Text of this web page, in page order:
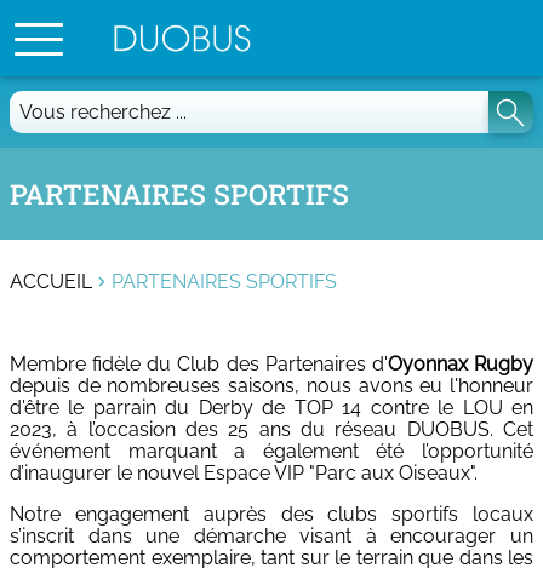
Vous
recherchez
PARTENAIRES SPORTIFS
ACCUEIL PARTENAIRES SPORTIFS
Membre fidèle du Club des Partenaires d'Oyonnax Rugby
depuis de nombreuses saisons, nous avons eu l'honneur
d'être le parrain du Derby de TOP 14 contre le LOU en
2023, à l’occasion des 25 ans du réseau DUOBUS. Cet
événement marquant a également été l’opportunité
d’inaugurer le nouvel Espace VIP "Parc aux Oiseaux".
Notre engagement auprès des clubs sportifs locaux
s’inscrit dans une démarche visant à encourager un
comportement exemplaire, tant sur le terrain que dans les